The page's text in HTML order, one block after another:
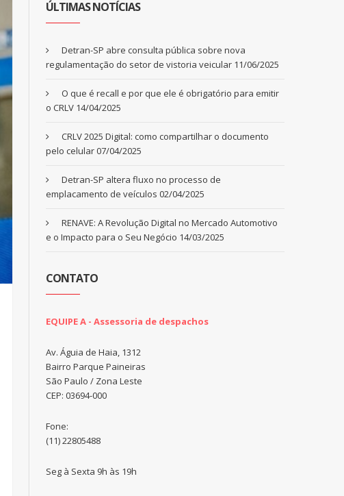
ÚLTIMAS NOTÍCIAS
Detran-SP abre consulta pública sobre nova
regulamentação do setor de vistoria veicular 11/06/2025
O que é recall e por que ele é obrigatório para emitir
o CRLV 14/04/2025
CRLV 2025 Digital: como compartilhar o documento
pelo celular07/04/2025
Detran-SP altera fluxo no processo de
emplacamento de veículos 02/04/2025
RENAVE: A Revolução Digital no Mercado Automotivo
e o Impacto para o Seu Negócio 14/03/2025
CONTATO
EQUIPE A - Assessoria de despachos
Av. Águia de Haia, 1312
Bairro Parque Paineiras
São Paulo / Zona Leste
CEP: 03694-000
Fone:
(11) 22805488
Seg à Sexta 9h às 19h